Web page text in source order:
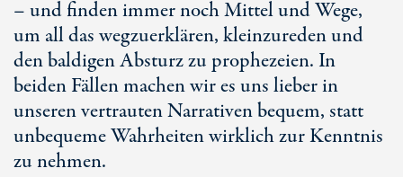
– und finden immer noch Mittel und Wege,
um all das wegzuerklären, kleinzureden und
den baldigen Absturz zu prophezeien. In
beiden Fällen machen wir es uns lieber in
unseren vertrauten Narrativen bequem, statt
unbequeme Wahrheiten wirklich zur Kenntnis
zu nehmen.